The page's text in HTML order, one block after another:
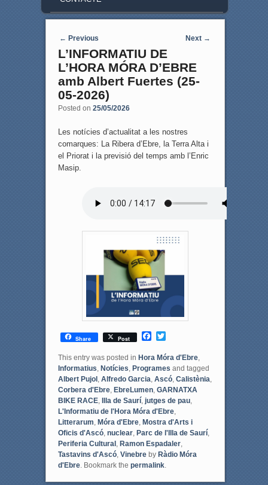
Post navigation
← Previous Next →
L’INFORMATIU DE
L’HORA MÓRA D’EBRE
amb Albert Fuertes (25-
05-2026)
Posted on 25/05/2026
Les notícies d’actualitat a les nostres
comarques: La Ribera d’Ebre, la Terra Alta i
el Priorat i la previsió del temps amb l’Enric
Masip.
Share Post
F
c
e
b
o
o
k
T
i
t
t
e
r
This entry was posted in Hora Móra d'Ebre,
Informatius, Notícies, Programes and tagged
Albert Pujol , Alfredo Garcia, Ascó, Calistènia,
Corbera d'Ebre, EbreLumen, GARNATXA
BIKE RACE, Illa de Saurí, jutges de pau,
L'Informatiu de l'Hora Móra d'Ebre,
Litterarum, Móra d'Ebre, Mostra d'Arts i
Oficis d'Ascó, nuclear, Parc de l'Illa de Saurí,
Periferia Cultural , Ramon Espadaler,
Tastavins d'Ascó, Vinebreby Ràdio Móra
d'Ebre. Bookmark the permalink.